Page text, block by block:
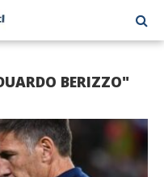
BERIZZO"